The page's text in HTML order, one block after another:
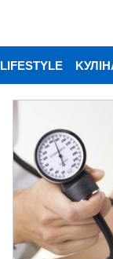
LIFESTYLE